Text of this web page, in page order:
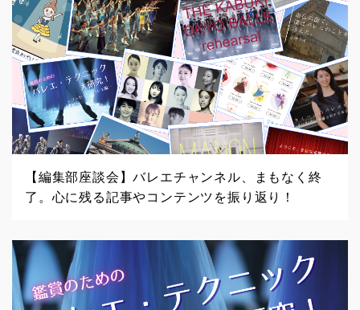
【編集部座談会】バレエチャンネル、まもなく終
了。心に残る記事やコンテンツを振り返り！